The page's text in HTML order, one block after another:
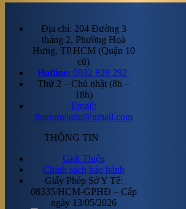
Địa chỉ: 204 Đường 3
tháng 2, Phường Hoà
Hưng, TP.HCM (Quận 10
cũ)
Hotline: 0932 828 292
Thứ 2 – Chủ nhật (8h –
18h)
Email:
thammylatin@gmail.com
THÔNG TIN
Giới Thiệu
Chính sách bảo hành
Giấy Phép Sở Y Tế:
08335/HCM-GPHĐ – Cấp
ngày 13/05/2026